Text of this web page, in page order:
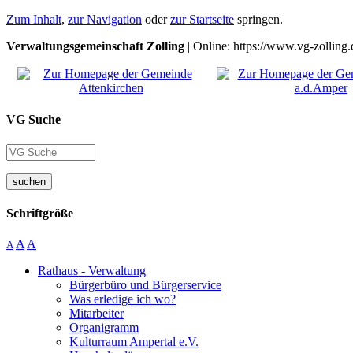
Zum Inhalt, zur Navigation oderzur Startseite springen.
Verwaltungsgemeinschaft Zolling | Online: https://www.vg-
VG Suche
suchen
Schriftgröße
A A A
Rathaus - Verwaltung
Bürgerbüro und Bürgerservice
Was erledige ich wo?
Mitarbeiter
Organigramm
Kulturraum Ampertal e.V.